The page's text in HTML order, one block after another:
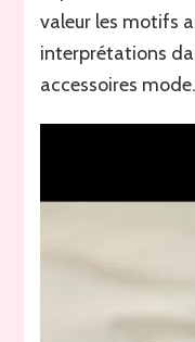
valeur les motifs
interprétations
accessoires mode.